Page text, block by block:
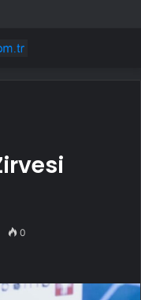
kana buladılar
0